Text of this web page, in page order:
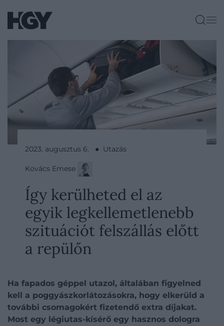
2023. augusztus 6. ● Utazás
Kovács Emese
Így kerülheted el az
egyik legkellemetlenebb
szituációt felszállás előtt
a repülőn
Ha fapados géppel utazol, általában figyelned
kell a poggyászkorlátozásokra, hogy elkerüld a
további csomagokért fizetendő extra díjakat.
Most egy légiutas-kísérő egy hasznos dologra